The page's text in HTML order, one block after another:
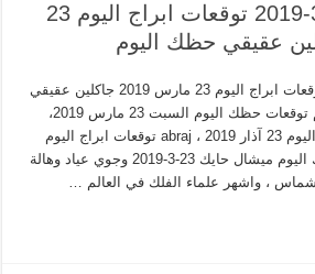
برجك اليوم 23 -3-2019 توقعات ابراج اليوم 23
برجك اليوم 23 -3-2019 توقعات ابراج اليوم 23 مارس 2019 جاكلين عقيقي
حظك اليوم ستعرض معكم توقعات حظك اليوم السبت 23 مارس 2019،
ماغي فرح توقعات الابراج اليوم 23 آذار 2019 ، abraj توقعات ابراج اليوم
وحظك ، برجك اليوم حظك اليوم ميشال حايك 23-3-2019 وجوي عياد وهالة
، واشهر علماء الفلك في العالم …